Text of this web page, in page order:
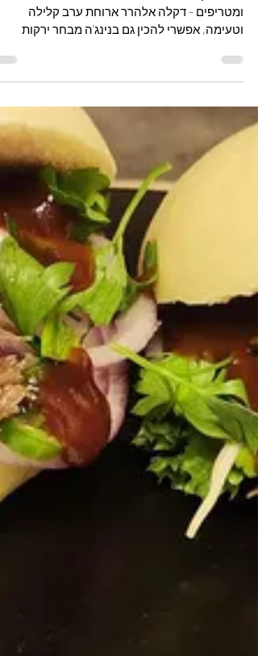
הפתעות טעימים ומטריפים -
אלהרר
ארוחה קלילה מאפינס חביתה עם הפתעות
ומטריפים - דקלה אלהרר ארוחת ערב קלילה